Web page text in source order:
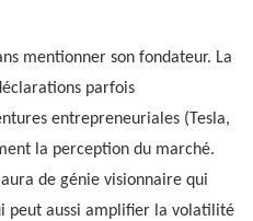
mentionner son fondateur. La
parfois
entrepreneuriales (Tesla,
la perception du marché.
aura de génie visionnaire qui
peut aussi amplifier la volatilité